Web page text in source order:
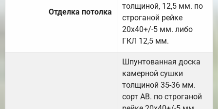
Отделка потолка
толщиной, 12,5 мм. по
строганой рейке
20х40+/-5 мм. либо
ГКЛ 12,5 мм.
Шпунтованная доска
камерной сушки
толщиной 35-36 мм.
сорт АВ. по строганой